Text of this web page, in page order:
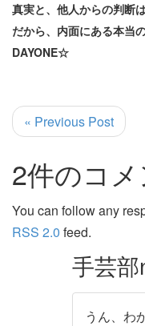
真実と、他人からの判断
だから、内面にある本当
DAYONE☆
« Previous Post
2件のコメ
You can follow any
RSS 2.0 feed.
手芸
うん、わ